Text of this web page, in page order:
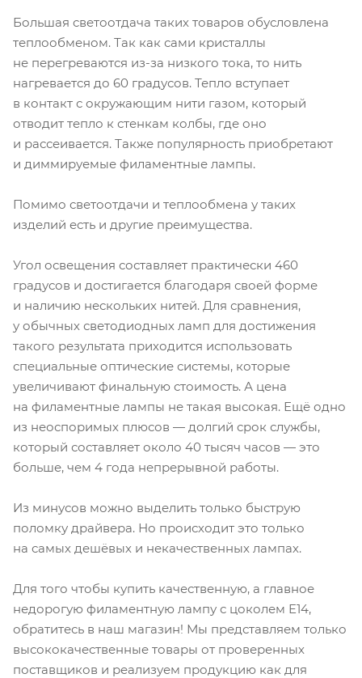
Большая светоотдача таких товаров обусловлена
теплообменом. Так как сами кристаллы
не перегреваются из-за низкого тока, то нить
нагревается до 60 градусов. Тепло вступает
в контакт с окружающим нити газом, который
отводит тепло к стенкам колбы, где оно
и рассеивается. Также популярность приобретают
и диммируемые филаментные лампы.
Помимо светоотдачи и теплообмена у таких
изделий есть и другие преимущества.
Угол освещения составляет практически 460
градусов и достигается благодаря своей форме
и наличию нескольких нитей. Для сравнения,
у обычных светодиодных ламп для достижения
такого результата приходится использовать
специальные оптические системы, которые
увеличивают финальную стоимость. А цена
на филаментные лампы не такая высокая. Ещё одно
из неоспоримых плюсов — долгий срок службы,
который составляет около 40 тысяч часов — это
больше, чем 4 года непрерывной работы.
Из минусов можно выделить только быструю
поломку драйвера. Но происходит это только
на самых дешёвых и некачественных лампах.
Для того чтобы купить качественную, а главное
недорогую филаментную лампу с цоколем E14,
обратитесь в наш магазин! Мы представляем только
высококачественные товары от проверенных
поставщиков и реализуем продукцию как для